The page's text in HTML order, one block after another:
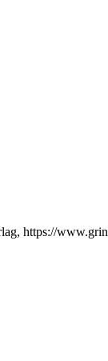
https://